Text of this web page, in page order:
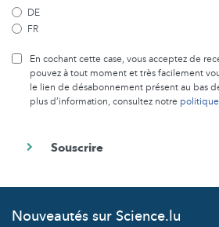
DE
FR
En cochant cette case, vous acceptez de
pouvez à tout moment et très facilement
le lien de désabonnement présent au bas
plus d’information, consultez notre
Nouveautés sur Science.lu